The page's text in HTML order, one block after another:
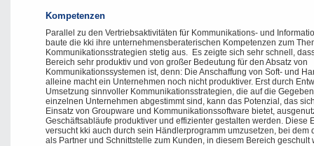
Kompetenzen
Parallel zu den Vertriebsaktivitäten für Kommunikations- und
baute die kki ihre unternehmensberaterischen Kompetenzen zum
Kommunikationsstrategien stetig aus. Es zeigte sich sehr schnell,
Bereich sehr produktiv und von großer Bedeutung für den Absatz von
Kommunikationssystemen ist, denn: Die Anschaffung von Soft- und
alleine macht ein Unternehmen noch nicht produktiver. Erst durch
Umsetzung sinnvoller Kommunikationsstrategien, die auf die
einzelnen Unternehmen abgestimmt sind, kann das Potenzial, das
Einsatz von Groupware und Kommunikationssoftware bietet,
Geschäftsabläufe produktiver und effizienter gestalten werden. Diese
versucht kki auch durch sein Händlerprogramm umzusetzen, bei dem
als Partner und Schnittstelle zum Kunden, in diesem Bereich geschult